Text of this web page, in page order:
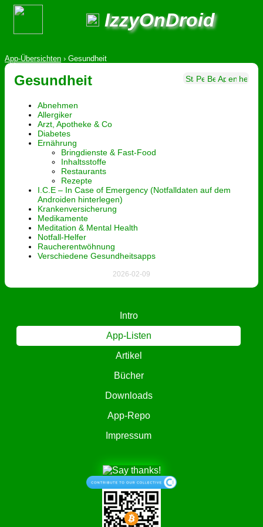
IzzyOnDroid
App-Übersichten › Gesundheit
Intro
App-Listen
Artikel
Bücher
Downloads
App-Repo
Impressum
Gesundheit
Abnehmen
Allergiker
Arzt, Apotheke & Co
Diabetes
Ernährung
Bringdienste & Fast-Food
Inhaltsstoffe
Restaurants
Rezepte
I.C.E – In Case of Emergency (Notfalldaten auf dem
Androiden hinterlegen)
Krankenversicherung
Medikamente
Meditation & Mental Health
Notfall-Helfer
Raucherentwöhnung
Verschiedene Gesundheitsapps
2026-02-09